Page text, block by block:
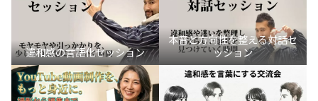
違和感の言語化セッション
本音と方向性を整える対話セ
ッション